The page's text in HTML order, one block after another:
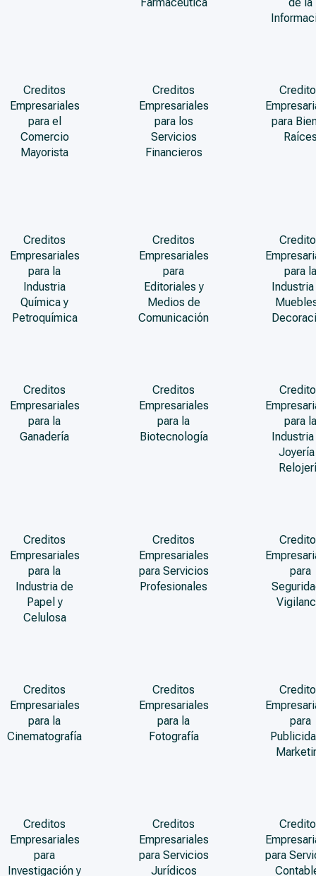
Creditos
Empresariales
para el
Comercio
Mayorista
Creditos
Empresariales
para los
Servicios
Financieros
para
Creditos
Empresariales
para la
Industria
Química y
Petroquímica
Creditos
Empresariales
para
Editoriales y
Medios de
Comunicación
para la
Creditos
Empresariales
para la
Ganadería
Creditos
Empresariales
para la
Biotecnología
para la
Joyería
Creditos
Empresariales
para la
Industria de
Papel y
Celulosa
Creditos
Empresariales
para Servicios
Profesionales
para
Creditos
Empresariales
para la
Cinematografía
Creditos
Empresariales
para la
Fotografía
para
Creditos
Empresariales
para
Investigación y
Creditos
Empresariales
para Servicios
Jurídicos
para